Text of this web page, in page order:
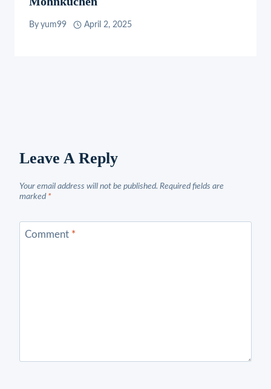
By yum99 April 2, 2025
Leave A Reply
Your email address will not be published. Required fields are
marked *
Comment *